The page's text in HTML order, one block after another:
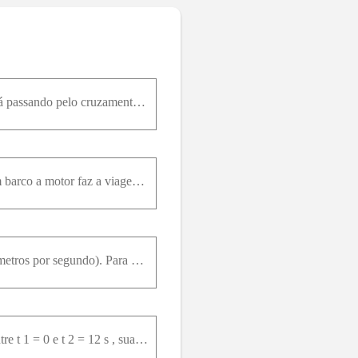
O carro A está viajando para o leste a 20 m/s ao encontro de um cruzamento. Enquanto o carro A está passando pelo cruzamento, o carro B parte do repouso 40 m ao norte do cruzamento e viaja para o sul,
Dois atracadouros estão afastados de 2,0 km, na mesma margem de um rio que corre a 1,4 km/h. Um barco a motor faz a viagem de ida-e-volta entre os dois atracadouros em 50 min. Qual é a rapidez do barc
A velocidade inicial de um próton é v=4 i- 2 j+3 k ; 4 s mais tarde, passa a ser v=- 2 i - 2 j +5 k (em metros por segundo). Para esses 4 s , determine quais são (a) a aceleração média do próton na no
Um rinoceronte está na origem do sistema de coordenadas para t 1 = 0 . Para o intervalo de tempo entre t 1 = 0 e t 2 = 12 s , sua velocidade média possui componente x = – 3,8m / s e componente y = 4,9